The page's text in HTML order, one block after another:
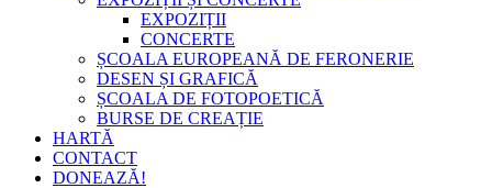
EXPOZIȚII
CONCERTE
ȘCOALA EUROPEANĂ DE FERONERIE
DESEN ȘI GRAFICĂ
ȘCOALA DE FOTOPOETICĂ
BURSE DE CREAȚIE
HARTĂ
CONTACT
DONEAZĂ!